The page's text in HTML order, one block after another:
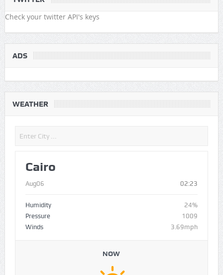
Check your twitter API's keys
ADS
WEATHER
Cairo
Aug06 02:23
Humidity
24%
Pressure
1009
Winds
3.69mph
NOW